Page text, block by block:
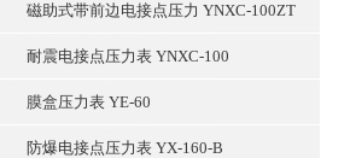
磁助式带前边电接点压力 YNXC-100ZT
耐震电接点压力表 YNXC-100
膜盒压力表 YE-60
防爆电接点压力表 YX-160-B